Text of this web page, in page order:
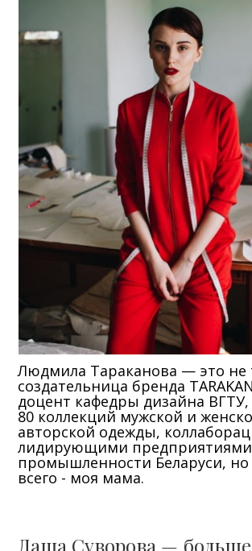
Людмила Тараканова — это не
создательница бренда
доцент кафедры дизайна ВГТУ,
80 коллекций мужской и
авторской одежды,
лидирующими предприятиями
промышленности Беларуси,
всего - моя мама.
Даша Суворова — больше